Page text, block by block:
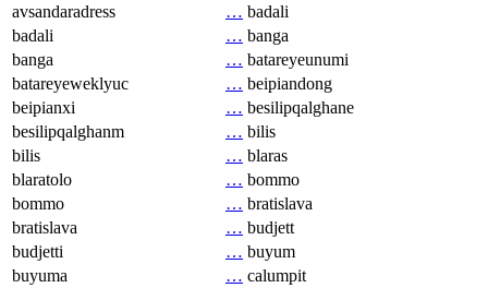
avsandaradress
… badali
badali
… banga
banga
… batareyeunumi
batareyeweklyuc
… beipiandong
beipianxi
… besilipqalghane
besilipqalghanm
… bilis
bilis
… blaras
blaratolo
… bommo
bommo
… bratislava
bratislava
… budjett
budjetti
… buyum
buyuma
… calumpit